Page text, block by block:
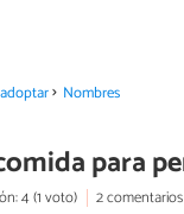
Nombres
para
4 (1 voto)
2 comentarios